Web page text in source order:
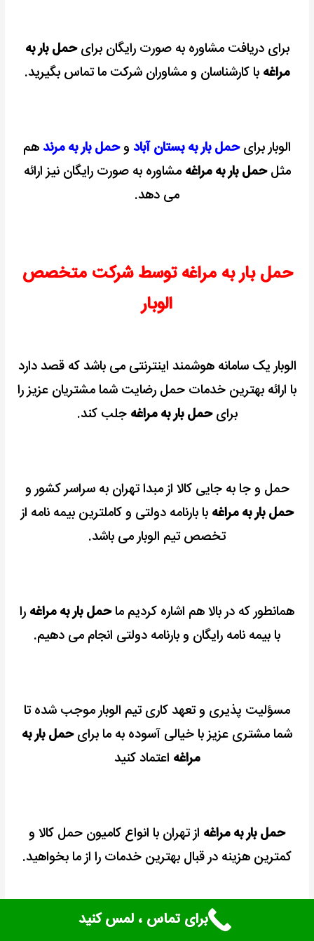
برای دریافت مشاوره به صورت رایگان برایحمل بار به
مراغه با کارشناسان و مشاوران شرکت ما تماس بگیرید.
الوبار برایحمل بار به بستان آباد وحمل بار به مرندهم
مثلحمل بار به مراغه مشاوره به صورت رایگان نیز ارائه
می دهد.
حمل بار به مراغه توسط شرکت متخصص
الوبار
الوبار یک سامانه هوشمند اینترنتی می باشد که قصد دارد
با ارائه بهترین خدمات حمل رضایت شما مشتریان عزیز را
برایحمل بار به مراغه جلب کند.
حمل و جا به جایی کالا از مبدا تهران به سراسر کشور و
حمل بار به مراغه با بارنامه دولتی و کاملترین بیمه نامه از
تخصص تیم الوبار می باشد.
همانطور که در بالا هم اشاره کردیم ماحمل بار به مراغه را
با بیمه نامه رایگان و بارنامه دولتی انجام می دهیم.
مسؤلیت پذیری و تعهد کاری تیم الوبار موجب شده تا
شما مشتری عزیز با خیالی آسوده به ما برایحمل بار به
مراغه اعتماد کنید
حمل بار به مراغه از تهران با انواع کامیون حمل کالا و
کمترین هزینه در قبال بهترین خدمات را از ما بخواهید.
شرکت الوبار متخصص حمل بار بین شهری
برای تماس ، لمس کنید